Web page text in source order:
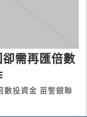
需再匯倍數